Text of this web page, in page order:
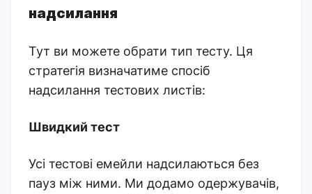
надсилання
Тут ви можете обрати тип тесту. Ця
стратегія визначатиме спосіб
надсилання тестових листів:
Швидкий тест
Усі тестові емейли надсилаються без
пауз між ними. Ми додамо одержувачів,